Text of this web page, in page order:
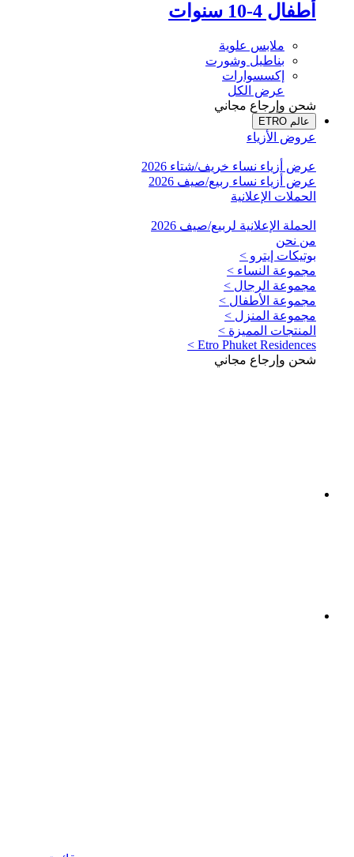
أطفال 4-10 سنوات
ملابس علوية
بناطيل وشورت
إكسسوارات
عرض الكل
شحن وإرجاع مجاني
عالم ETRO
عروض الأزياء
عرض أزياء نساء خريف/شتاء 2026
عرض أزياء نساء ربيع/صيف 2026
الحملات الإعلانية
الحملة الإعلانية لربيع/صيف 2026
من نحن
بوتيكات إيترو >
مجموعة النساء >
مجموعة الرجال >
مجموعة الأطفال >
مجموعة المنزل >
المنتجات المميزة >
Etro Phuket Residences >
شحن وإرجاع مجاني